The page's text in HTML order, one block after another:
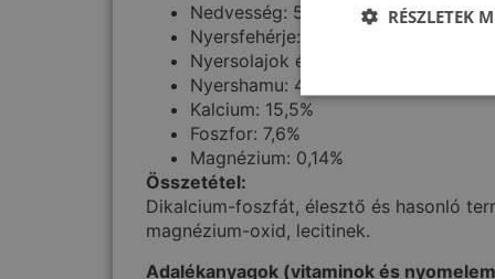
Nedvesség: 5%
Nyersfehérje: 21%
Nyersolajok és zsírok: 3%
Nyershamu: 46%
Kalcium: 15,5%
Foszfor: 7,6%
Magnézium: 0,14%
Összetétel:
Dikalcium-foszfát, élesztő és hasonló
magnézium-oxid, lecitinek.
Adalékanyagok (vitaminok és
RÉSZLETEK